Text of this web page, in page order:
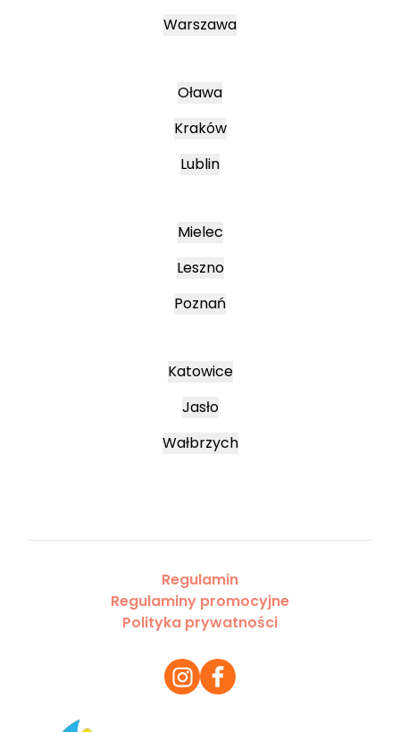
Warszawa
Oława
Kraków
Lublin
Mielec
Leszno
Poznań
Katowice
Jasło
Wałbrzych
Regulamin
Regulaminy promocyjne
Polityka prywatności